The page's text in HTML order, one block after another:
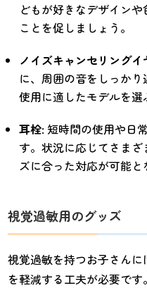
どもが好きなデザイン
ことを促しましょう。
ノイズキャンセリングイ
に、周囲の音をしっか
使用に適したモデルを選
耳栓: 短時間の使用や日
す。状況に応じてさま
ズに合った対応が可能と
視覚過敏用のグッズ
視覚過敏を持つお子さん
を軽減する工夫が必要です。